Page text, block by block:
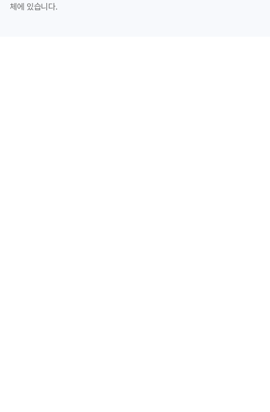
체에 있습니다.